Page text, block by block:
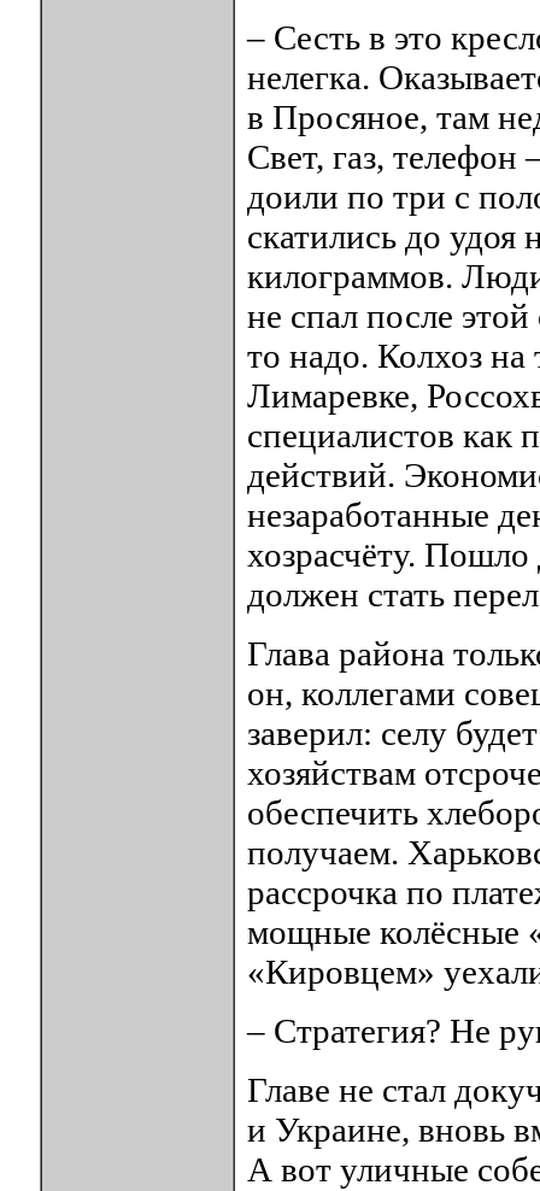
– Сесть в это
нелегка.
в Просяное, там
Свет, газ,
доили по три с
скатились до удоя
килограммов.
не спал после
то надо. Колхоз
Лимаревке,
специалистов как
действий.
незаработанные
хозрасчёту. Пошло
должен стать
Глава района
он, коллегами
заверил: селу
хозяйствам
обеспечить
получаем.
рассрочка по
мощные колёсные
«Кировцем»
– Стратегия? Не
Главе не стал
и Украине, вновь
А вот уличные